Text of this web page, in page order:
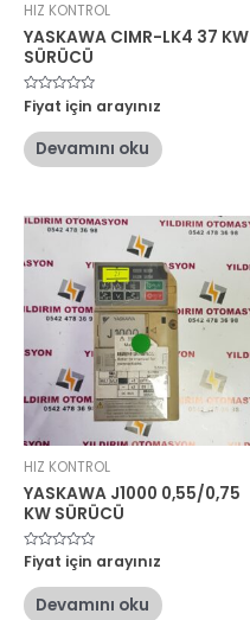
HIZ KONTROL
YASKAWA CIMR-LK4 37 KW
SÜRÜCÜ
5
üzerinden
oy
aldı
Fiyat için arayınız
Devamını oku
HIZ KONTROL
YASKAWA J1000 0,55/0,75
KW SÜRÜCÜ
5
üzerinden
oy
aldı
Fiyat için arayınız
Devamını oku